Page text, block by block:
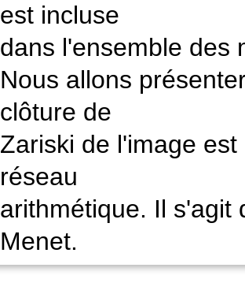
est incluse
dans l'ensemble des
Nous allons
clôture de
Zariski de l'image
réseau
arithmétique. Il s'agit
Menet.